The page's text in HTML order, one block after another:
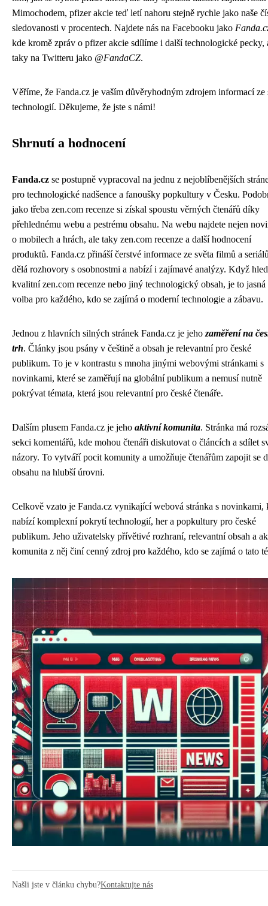
Mimochodem, pfizer akcie teď letí nahoru stejně rychle jako naše
sledovanosti v procentech. Najdete nás na Facebooku jako
kde kromě zpráv o pfizer akcie sdílíme i další technologické pecky,
taky na Twitteru jako @FandaCZ.
Věříme, že Fanda.cz je vaším důvěryhodným zdrojem informací ze
technologií. Děkujeme, že jste s námi!
Shrnutí a hodnocení
Fanda.cz se postupně vypracoval na jednu z nejoblíbenějších
pro technologické nadšence a fanoušky popkultury v Česku.
jako třeba zen.com recenze si získal spoustu věrných čtenářů díky
přehlednému webu a pestrému obsahu. Na webu najdete nejen
o mobilech a hrách, ale taky zen.com recenze a další hodnocení
produktů. Fanda.cz přináší čerstvé informace ze světa filmů a
dělá rozhovory s osobnostmi a nabízí i zajímavé analýzy. Když
kvalitní zen.com recenze nebo jiný technologický obsah, je to jasná
volba pro každého, kdo se zajímá o moderní technologie a zábavu.
Jednou z hlavních silných stránek Fanda.cz je jeho zaměření na
trh. Články jsou psány v češtině a obsah je relevantní pro české
publikum. To je v kontrastu s mnoha jinými webovými stránkami s
novinkami, které se zaměřují na globální publikum a nemusí nutně
pokrývat témata, která jsou relevantní pro české čtenáře.
Dalším plusem Fanda.cz je jeho aktivní komunita. Stránka má
sekci komentářů, kde mohou čtenáři diskutovat o článcích a sdílet
názory. To vytváří pocit komunity a umožňuje čtenářům zapojit se
obsahu na hlubší úrovni.
Celkově vzato je Fanda.cz vynikající webová stránka s novinkami,
nabízí komplexní pokrytí technologií, her a popkultury pro české
publikum. Jeho uživatelsky přívětivé rozhraní, relevantní obsah a
komunita z něj činí cenný zdroj pro každého, kdo se zajímá o tato
Našli jste v článku chybu?Kontaktujte nás